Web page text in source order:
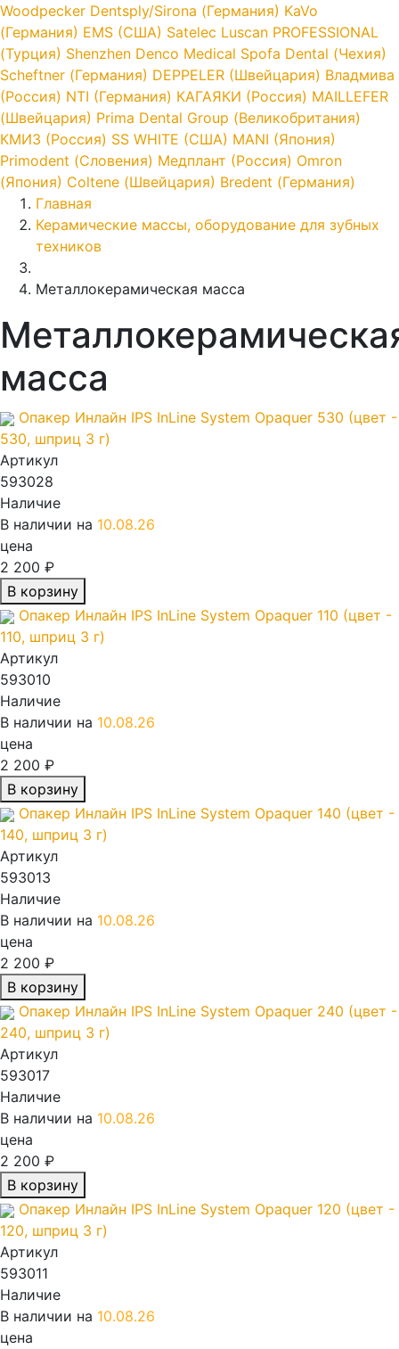
Woodpecker Dentsply/Sirona (Германия) KaVo
(Германия) EMS (США) Satelec Luscan PROFESSIONAL
(Турция) Shenzhen Denco Medical Spofa Dental (Чехия)
Scheftner (Германия) DEPPELER (Швейцария) Владмива
(Россия) NTI (Германия) КАГАЯКИ (Россия) MAILLEFER
(Швейцария) Prima Dental Group (Великобритания)
КМИЗ (Россия) SS WHITE (США) MANI (Япония)
Primodent (Словения) Медплант (Россия) Omron
(Япония) Coltene (Швейцария) Bredent (Германия)
Главная
Керамические массы, оборудование для зубных
техников
Металлокерамическая масса
масса
Опакер Инлайн IPS InLine System Opaquer 530 (цвет -
530, шприц 3 г)
Артикул
593028
Наличие
В наличии на 10.08.26
цена
2 200 ₽
В корзину
Опакер Инлайн IPS InLine System Opaquer 110 (цвет -
110, шприц 3 г)
Артикул
593010
Наличие
В наличии на 10.08.26
цена
2 200 ₽
В корзину
Опакер Инлайн IPS InLine System Opaquer 140 (цвет -
140, шприц 3 г)
Артикул
593013
Наличие
В наличии на 10.08.26
цена
2 200 ₽
В корзину
Опакер Инлайн IPS InLine System Opaquer 240 (цвет -
240, шприц 3 г)
Артикул
593017
Наличие
В наличии на 10.08.26
цена
2 200 ₽
В корзину
Опакер Инлайн IPS InLine System Opaquer 120 (цвет -
120, шприц 3 г)
Артикул
593011
Наличие
В наличии на 10.08.26
цена